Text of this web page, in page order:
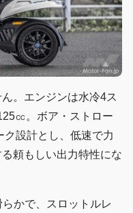
。エンジンは水冷4ス
㏄。ボア・ストロー
ク設計とし、低速で力
頼もしい出力特性にな
かで、スロットルレ